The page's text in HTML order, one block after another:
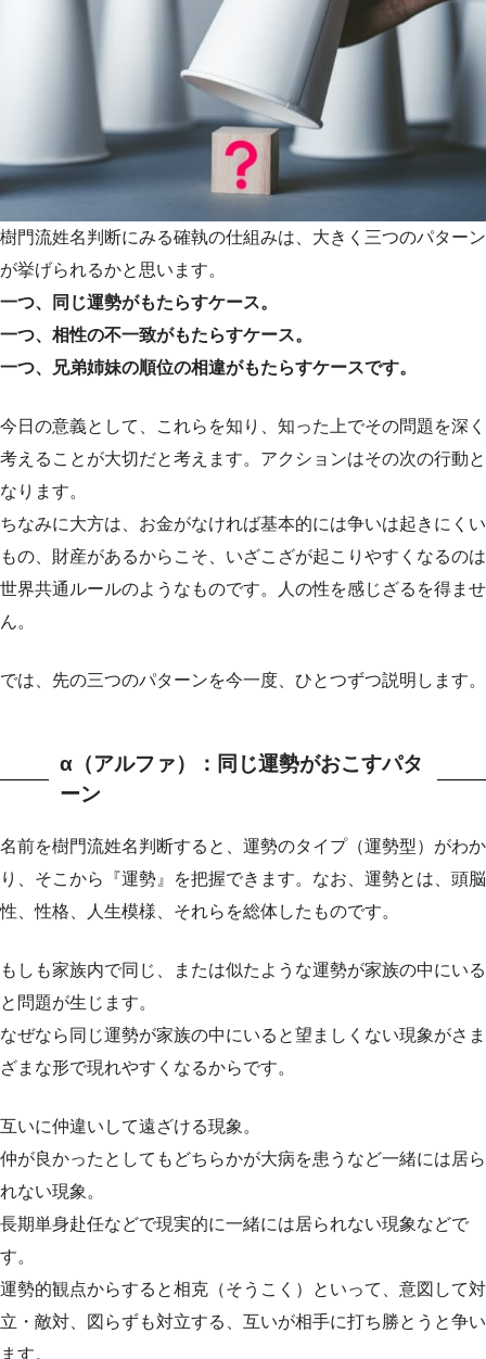
樹門流姓名判断にみる確執の仕組みは、大きく三つのパターン
が挙げられるかと思います。
一つ、同じ運勢がもたらすケース。
一つ、相性の不一致がもたらすケース。
一つ、兄弟姉妹の順位の相違がもたらすケースです。
今日の意義として、これらを知り、知った上でその問題を深く
考えることが大切だと考えます。アクションはその次の行動と
なります。
ちなみに大方は、お金がなければ基本的には争いは起きにくい
もの、財産があるからこそ、いざこざが起こりやすくなるのは
世界共通ルールのようなものです。人の性を感じざるを得ませ
ん。
では、先の三つのパターンを今一度、ひとつずつ説明します。
α（アルファ）：同じ運勢がおこすパタ
ーン
名前を樹門流姓名判断すると、運勢のタイプ（運勢型）がわか
り、そこから『運勢』を把握できます。なお、運勢とは、頭脳
性、性格、人生模様、それらを総体したものです。
もしも家族内で同じ、または似たような運勢が家族の中にいる
と問題が生じます。
なぜなら同じ運勢が家族の中にいると望ましくない現象がさま
ざまな形で現れやすくなるからです。
互いに仲違いして遠ざける現象。
仲が良かったとしてもどちらかが大病を患うなど一緒には居ら
れない現象。
長期単身赴任などで現実的に一緒には居られない現象などで
す。
運勢的観点からすると相克（そうこく）といって、意図して対
立・敵対、図らずも対立する、互いが相手に打ち勝とうと争い
ます。